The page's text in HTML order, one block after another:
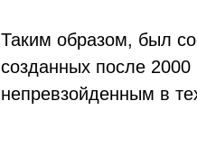
Таким образом, был
созданных после 2000
непревзойденным в